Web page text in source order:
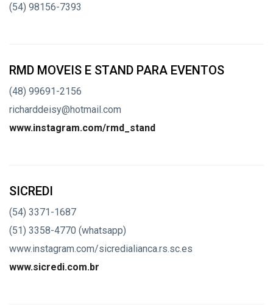
(54) 98156-7393
RMD MOVEIS E STAND PARA EVENTOS
(48) 99691-2156
richarddeisy@hotmail.com
www.instagram.com/rmd_stand
SICREDI
(54) 3371-1687
(51) 3358-4770 (whatsapp)
www.instagram.com/sicredialianca.rs.sc.es
www.sicredi.com.br